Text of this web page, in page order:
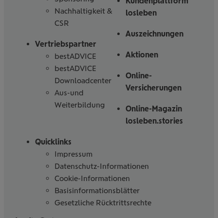
Nachhaltigkeit &
CSR
Vertriebspartner
bestADVICE
bestADVICE
Downloadcenter
Aus-und
Weiterbildung
losleben
Auszeichnungen
Aktionen
Online-
Versicherungen
Online-Magazin
losleben.stories
Quicklinks
Impressum
Datenschutz-Informationen
Cookie-Informationen
Basisinformationsblätter
Gesetzliche Rücktrittsrechte